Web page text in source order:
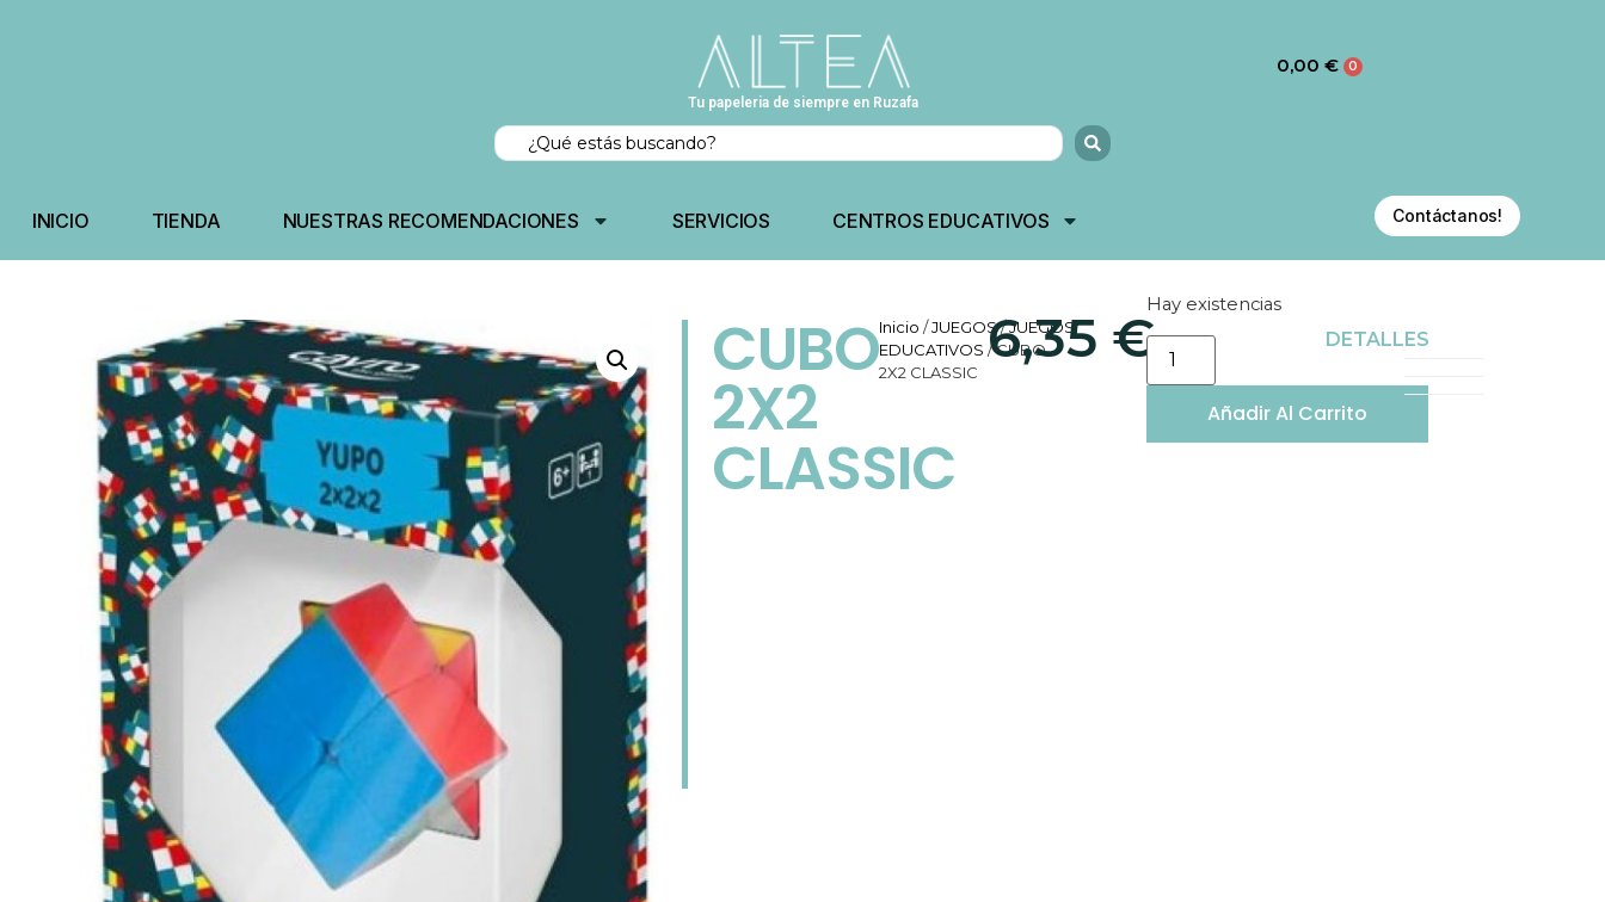
0,00 € 0
Tu papeleria de siempre en Ruzafa
INICIO TIENDA NUESTRAS RECOMENDACIONES SERVICIOS CENTROS EDUCATIVOS Contáctanos!
CUBO
2X2
CLASSIC
Inicio /JUEGOS/JUEGOS
EDUCATIVOS / CUBO
2X2 CLASSIC
6,35 €Hay existencias
Añadir Al Carrito
DETALLES